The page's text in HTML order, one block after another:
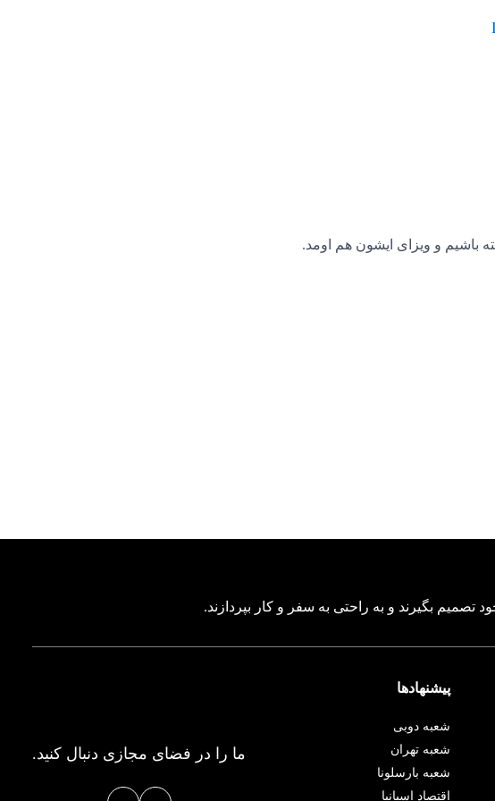
تصمیم بگیرند و به ‌راحتی به سفر و کار بپردازند.
پیشنهاد‌ها
شعبه دوبی
شعبه تهران
شعبه بارسلونا
اقتصاد اسپانیا
ما را در فضای مجازی دنبال کنید.